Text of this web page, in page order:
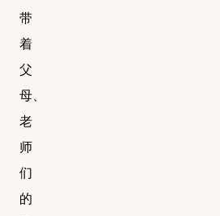
带
着
父
母、
老
师
们
的